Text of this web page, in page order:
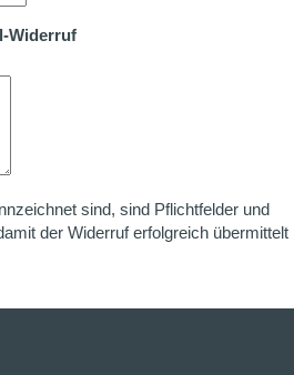
Widerruf
sind, sind Pflichtfelder und
der Widerruf erfolgreich übermittelt